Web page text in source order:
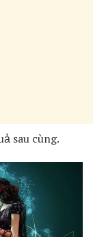
sau cùng.